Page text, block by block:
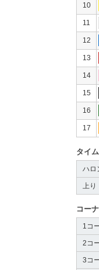
10
11
12
13
14
15
16
17
タイム
ハロ
上り
コー
1コ
2コ
3コ